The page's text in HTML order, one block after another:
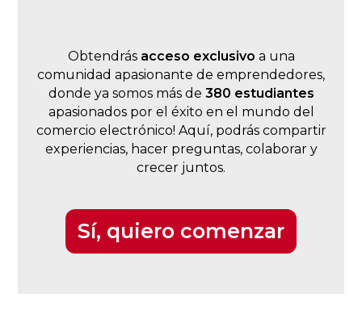
Obtendrás acceso exclusivo a una
comunidad apasionante de emprendedores,
donde ya somos más de 380 estudiantes
apasionados por el éxito en el mundo del
comercio electrónico! Aquí, podrás compartir
experiencias, hacer preguntas, colaborar y
crecer juntos.
Sí, quiero comenzar